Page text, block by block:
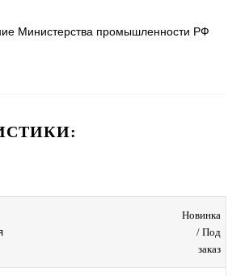
Министерства промышленности РФ
Новинка
/ Под
заказ